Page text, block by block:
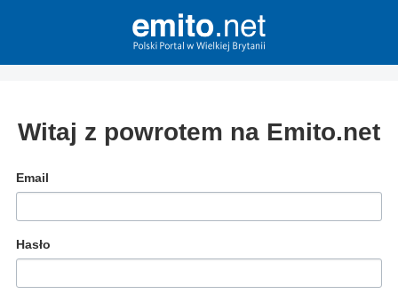
Witaj z powrotem na Emito.net
Email
Hasło